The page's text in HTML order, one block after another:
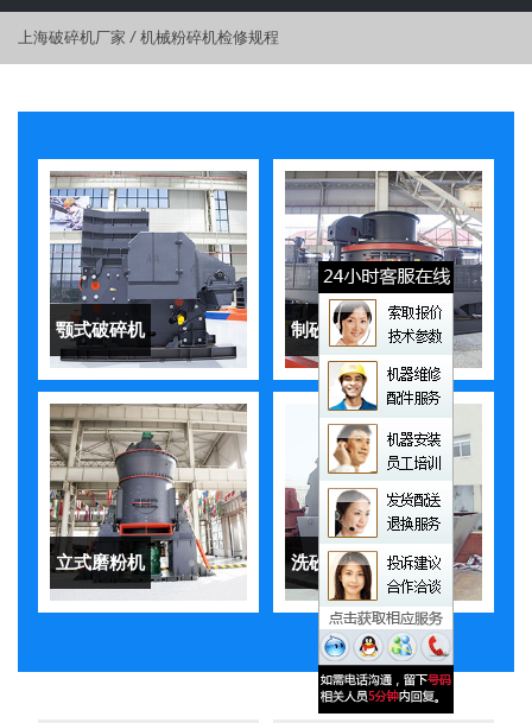
上海破碎机厂家 / 机械粉碎机检修规程
颚式破碎机 制砂机
立式磨粉机 洗砂机